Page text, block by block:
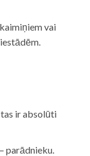
vai
ir absolūti
parādnieku.